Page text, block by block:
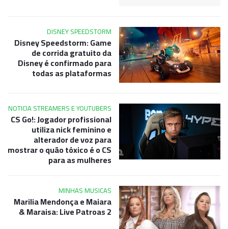
DISNEY SPEEDSTORM
Disney Speedstorm: Game
de corrida gratuito da
Disney é confirmado para
todas as plataformas
NOTICIA STREAMERS E YOUTUBERS
CS Go!: Jogador profissional
utiliza nick feminino e
alterador de voz para
mostrar o quão tóxico é o CS
para as mulheres
MINHAS MUSICAS
Marilia Mendonça e Maiara
& Maraisa: Live Patroas 2